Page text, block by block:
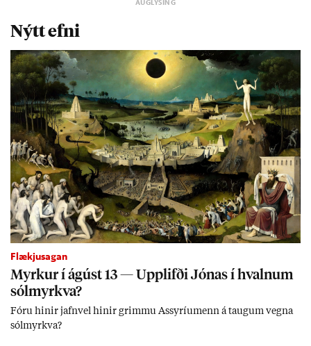
Nýtt efni
Flækjusagan
Myrk­ur í ág­úst 13 — Upp­lifði Jón­as í hvaln­um
sól­myrkva?
Fóru hinir jafn­vel hinir grimmu Ass­yríu­menn á taug­um vegna
sól­myrkva?